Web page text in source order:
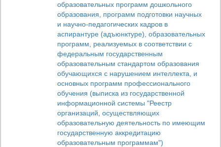
образовательных программ дошкольного
образования, программ подготовки научных
и научно-педагогических кадров в
аспирантуре (адъюнктуре), образовательных
программ, реализуемых в соответствии с
федеральным государственным
образовательным стандартом образования
обучающихся с нарушением интеллекта, и
основных программ профессионального
обучения (выписка из государственной
информационной системы "Реестр
организаций, осуществляющих
образовательную деятельность по имеющим
государственную аккредитацию
образовательным программам")